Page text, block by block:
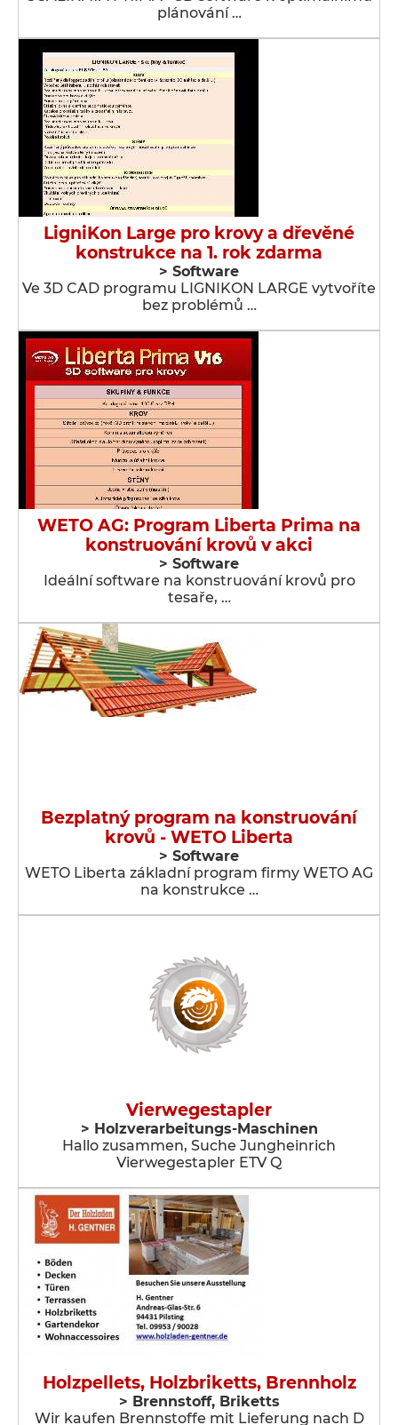
plánování …
LigniKon Large pro krovy a dřevěné
konstrukce na 1. rok zdarma
> Software
Ve 3D CAD programu LIGNIKON LARGE vytvoříte
bez problémů …
WETO AG: Program Liberta Prima na
konstruování krovů v akci
> Software
Ideální software na konstruování krovů pro
tesaře, …
Bezplatný program na konstruování
krovů - WETO Liberta
> Software
WETO Liberta základní program firmy WETO AG
na konstrukce …
Vierwegestapler
> Holzverarbeitungs-Maschinen
Hallo zusammen, Suche Jungheinrich
Vierwegestapler ETV Q
Holzpellets, Holzbriketts, Brennholz
> Brennstoff, Briketts
Wir kaufen Brennstoffe mit Lieferung nach D